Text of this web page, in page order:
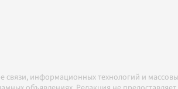
информационных технологий и